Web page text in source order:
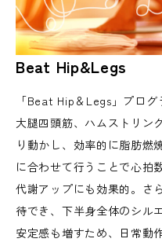
Beat Hip&Legs
「Beat Hip＆Legs」プロ
大腿四頭筋、ハムストリン
り動かし、効率的に脂肪燃
に合わせて行うことで心拍
代謝アップにも効果的。さ
待でき、下半身全体のシル
安定感も増すため、日常動